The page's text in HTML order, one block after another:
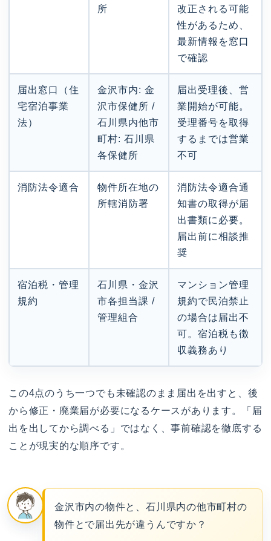
所
改正される可能
性があるため、
最新情報を窓口
で確認
届出窓口（住
宅宿泊事業
法）
金沢市内: 金
沢市保健所 /
石川県内他市
町村: 石川県
各保健所
届出受理後、営
業開始が可能。
受理番号を取得
するまでは営業
不可
消防法令適合
物件所在地の
所轄消防署
消防法令適合通
知書の取得が届
出書類に必要。
届出前に相談推
奨
宿泊税・管理
規約
石川県・金沢
市各担当課 /
管理組合
マンション管理
規約で民泊禁止
の場合は届出不
可。宿泊税も徴
収義務あり
この4点のうち一つでも未確認のまま届出を出すと、後
から修正・廃業届が必要になるケースがあります。「届
出を出してから調べる」ではなく、事前確認を徹底する
ことが現実的な順序です。
金沢市内の物件と、石川県内の他市町村の
物件とで届出先が違うんですか？